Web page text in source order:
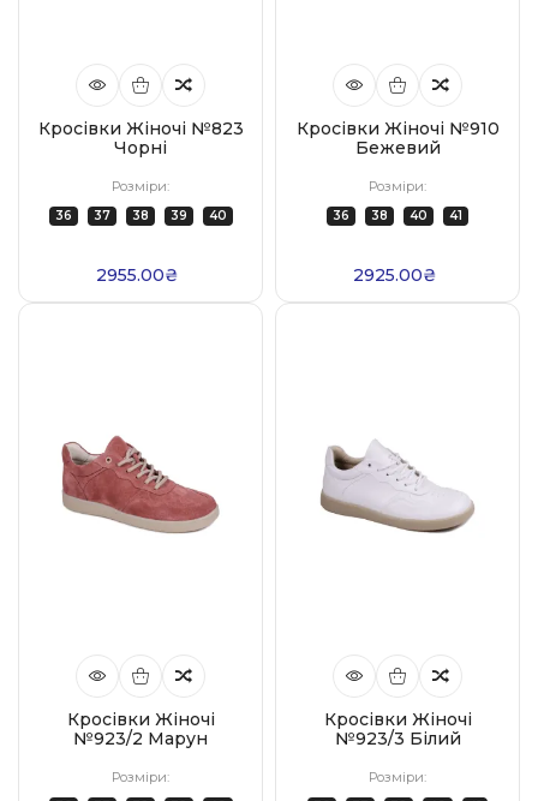
Кросівки Жіночі №823
Чорні
Розміри:
36 37 38 39 40
2955.00₴
Кросівки Жіночі №910
Бежевий
Розміри:
36 38 40 41
2925.00₴
Кросівки Жіночі
№923/2 Марун
Розміри:
Кросівки Жіночі
№923/3 Білий
Розміри: